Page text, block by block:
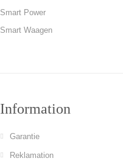
Smart Power
Smart Waagen
Information
Garantie
Reklamation